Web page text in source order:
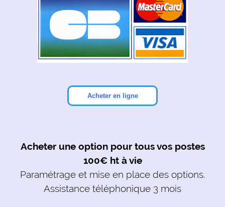
Acheter une option pour tous vos postes
100€ ht à vie
Paramétrage et mise en place des options.
Assistance téléphonique 3 mois